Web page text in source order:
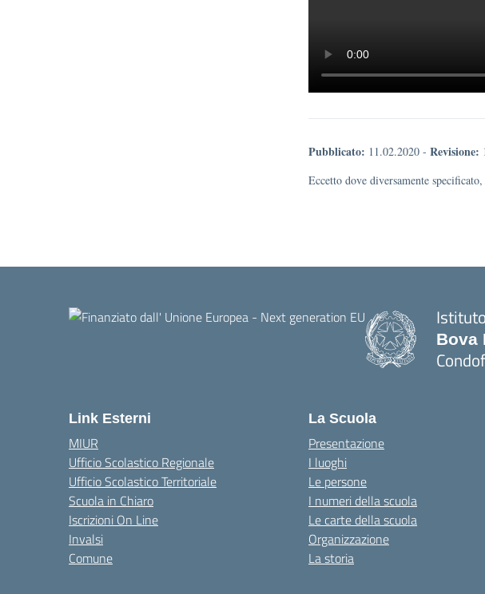
Pubblicato: 11.02.2020 - Revisione:
Eccetto dove diversamente
Bova
Link Esterni
MIUR
Ufficio Scolastico Regionale
Ufficio Scolastico Territoriale
Scuola in Chiaro
Iscrizioni On Line
Invalsi
Comune
La Scuola
Presentazione
I luoghi
Le persone
I numeri della scuola
Le carte della scuola
Organizzazione
La storia